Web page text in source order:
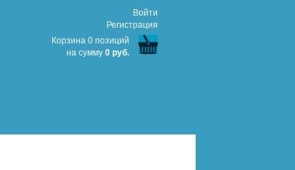
Войти
Регистрация
Корзина 0 позиций
на сумму 0 руб.